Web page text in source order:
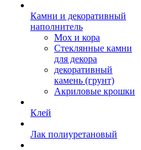
Камни и декоративный
наполнитель
Мох и кора
Стеклянные камни
для декора
декоративный
камень (грунт)
Акриловые крошки
Клей
Лак полиуретановый